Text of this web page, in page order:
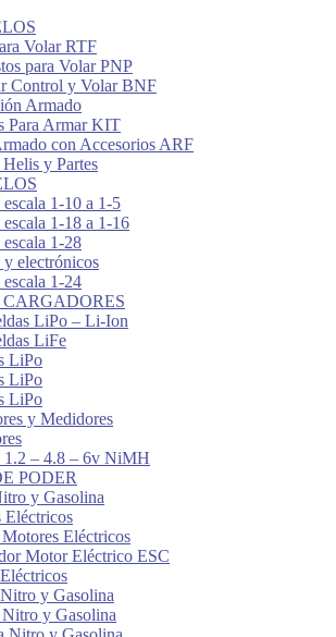
Volar RTF
para Volar PNP
Control y Volar BNF
Armado
Para Armar KIT
con Accesorios ARF
y Partes
1-10 a 1-5
escala 1-18 a 1-16
1-28
electrónicos
1-24
LiPo – Li-Ion
LiFe
LiPo
LiPo
LiPo
y Medidores
1.2 – 4.8 – 6v NiMH
PODER
y Gasolina
Eléctricos
Eléctricos
Motor Eléctrico ESC
y Gasolina
y Gasolina